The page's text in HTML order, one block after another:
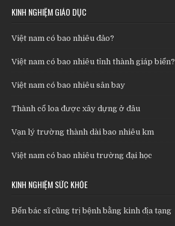
KINH NGHIỆM GIÁO DỤC
Việt nam có bao nhiêu đảo?
Việt nam có bao nhiêu tỉnh thành giáp biển?
Việt nam có bao nhiêu sân bay
Thành cổ loa được xây dựng ở đâu
Vạn lý trường thành dài bao nhiêu km
Việt nam có bao nhiêu trường đại học
KINH NGHIỆM SỨC KHỎE
Đến bác sĩ cũng trị bệnh bằng kinh địa tạng